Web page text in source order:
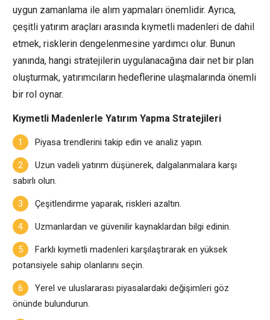
uygun zamanlama ile alım yapmaları önemlidir. Ayrıca,
çeşitli yatırım araçları arasında kıymetli madenleri de dahil
etmek, risklerin dengelenmesine yardımcı olur. Bunun
yanında, hangi stratejilerin uygulanacağına dair net bir plan
oluşturmak, yatırımcıların hedeflerine ulaşmalarında önemli
bir rol oynar.
Kıymetli Madenlerle Yatırım Yapma Stratejileri
Piyasa trendlerini takip edin ve analiz yapın.
Uzun vadeli yatırım düşünerek, dalgalanmalara karşı
sabırlı olun.
Çeşitlendirme yaparak, riskleri azaltın.
Uzmanlardan ve güvenilir kaynaklardan bilgi edinin.
Farklı kıymetli madenleri karşılaştırarak en yüksek
potansiyele sahip olanlarını seçin.
Yerel ve uluslararası piyasalardaki değişimleri göz
önünde bulundurun.